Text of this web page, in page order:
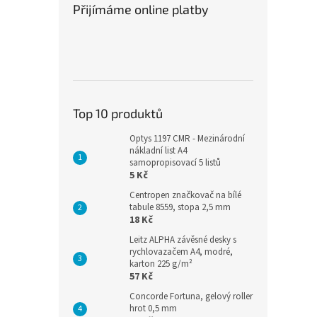
Přijímáme online platby
Top 10 produktů
Optys 1197 CMR - Mezinárodní
nákladní list A4
samopropisovací 5 listů
5 Kč
Centropen značkovač na bílé
tabule 8559, stopa 2,5 mm
18 Kč
Leitz ALPHA závěsné desky s
rychlovazačem A4, modré,
karton 225 g/m²
57 Kč
Concorde Fortuna, gelový roller
hrot 0,5 mm